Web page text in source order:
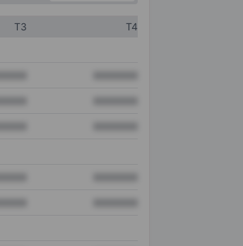
T3
T4